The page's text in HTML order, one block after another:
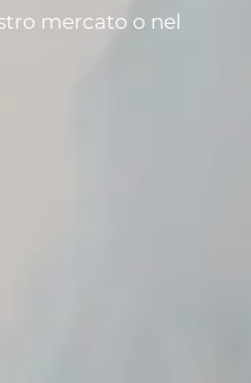
mercato o nel